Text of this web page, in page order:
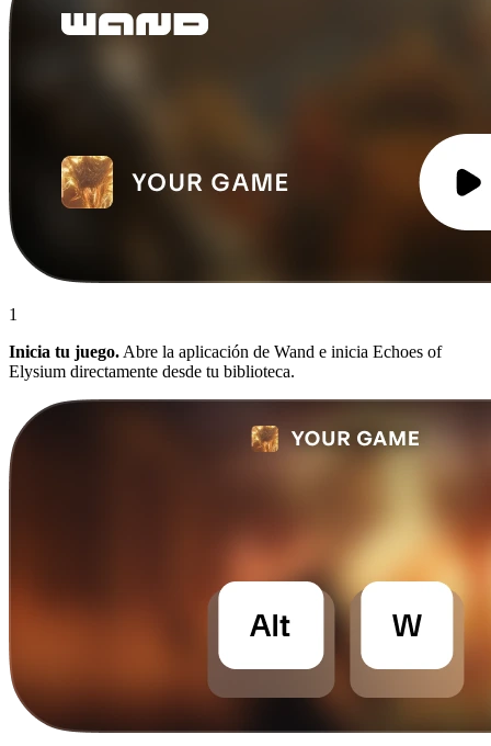
1
Inicia tu juego. Abre la aplicación de Wand e inicia Echoes of
Elysium directamente desde tu biblioteca.